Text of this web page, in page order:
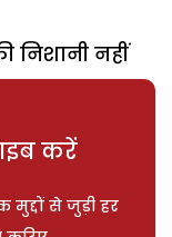
निशानी नहीं
करें
मुद्दों से जुड़ी हर